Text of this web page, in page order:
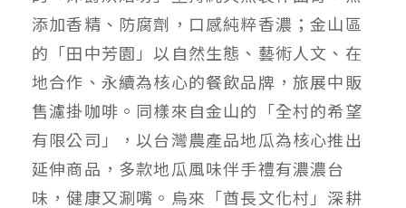
添加香精、防腐劑，口感純粹香濃；金山區
的「田中芳園」以自然生態、藝術人文、在
地合作、永續為核心的餐飲品牌，旅展中販
售濾掛咖啡。同樣來自金山的「全村的希望
有限公司」，以台灣農產品地瓜為核心推出
延伸商品，多款地瓜風味伴手禮有濃濃台
味，健康又涮嘴。烏來「酋長文化村」深耕